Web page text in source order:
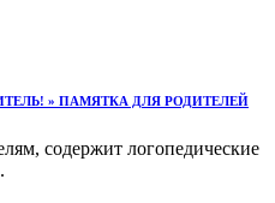
» ПАМЯТКА ДЛЯ РОДИТЕЛЕЙ
содержит логопедические